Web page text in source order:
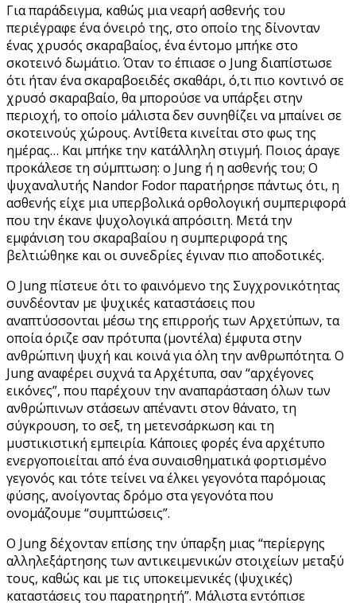
Για παράδειγμα, καθώς μια νεαρή ασθενής του
περιέγραφε ένα όνειρό της, στο οποίο της δίνονταν
ένας χρυσός σκαραβαίος, ένα έντομο μπήκε στο
σκοτεινό δωμάτιο. Όταν το έπιασε ο Jung διαπίστωσε
ότι ήταν ένα σκαραβοειδές σκαθάρι, ό,τι πιο κοντινό σε
χρυσό σκαραβαίο, θα μπορούσε να υπάρξει στην
περιοχή, το οποίο μάλιστα δεν συνηθίζει να μπαίνει σε
σκοτεινούς χώρους. Αντίθετα κινείται στο φως της
ημέρας… Και μπήκε την κατάλληλη στιγμή. Ποιος άραγε
προκάλεσε τη σύμπτωση: ο Jung ή η ασθενής του; Ο
ψυχαναλυτής Nandor Fodor παρατήρησε πάντως ότι, η
ασθενής είχε μια υπερβολικά ορθολογική συμπεριφορά
που την έκανε ψυχολογικά απρόσιτη. Μετά την
εμφάνιση του σκαραβαίου η συμπεριφορά της
βελτιώθηκε και οι συνεδρίες έγιναν πιο αποδοτικές.
Ο Jung πίστευε ότι το φαινόμενο της Συγχρονικότητας
συνδέονταν με ψυχικές καταστάσεις που
αναπτύσσονται μέσω της επιρροής των Αρχετύπων, τα
οποία όριζε σαν πρότυπα (μοντέλα) έμφυτα στην
ανθρώπινη ψυχή και κοινά για όλη την ανθρωπότητα. Ο
Jung αναφέρει συχνά τα Αρχέτυπα, σαν “αρχέγονες
εικόνες”, που παρέχουν την αναπαράσταση όλων των
ανθρώπινων στάσεων απέναντι στον θάνατο, τη
σύγκρουση, το σεξ, τη μετενσάρκωση και τη
μυστικιστική εμπειρία. Κάποιες φορές ένα αρχέτυπο
ενεργοποιείται από ένα συναισθηματικά φορτισμένο
γεγονός και τότε τείνει να έλκει γεγονότα παρόμοιας
φύσης, ανοίγοντας δρόμο στα γεγονότα που
ονομάζουμε “συμπτώσεις”.
Ο Jung δέχονταν επίσης την ύπαρξη μιας “περίεργης
αλληλεξάρτησης των αντικειμενικών στοιχείων μεταξύ
τους, καθώς και με τις υποκειμενικές (ψυχικές)
καταστάσεις του παρατηρητή”. Μάλιστα εντόπισε